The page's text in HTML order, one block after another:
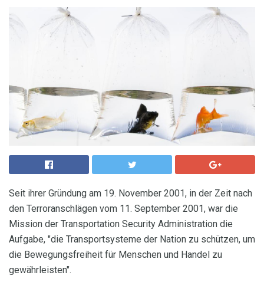
Seit ihrer Gründung am 19. November 2001, in der Zeit nach
den Terroranschlägen vom 11. September 2001, war die
Mission der Transportation Security Administration die
Aufgabe, "die Transportsysteme der Nation zu schützen, um
die Bewegungsfreiheit für Menschen und Handel zu
gewährleisten".